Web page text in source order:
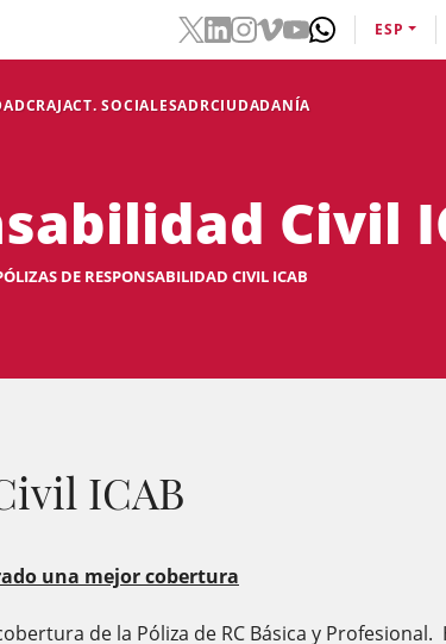
CRAJACT. SOCIALESADRCIUDADANÍA
ESP
Civil
DE RESPONSABILIDAD CIVIL ICAB
ICAB
una mejor cobertura
de la Póliza de RC Básica y Profesional.